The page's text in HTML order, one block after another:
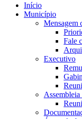
Início
Município
Mensagem
Fale
Executivo